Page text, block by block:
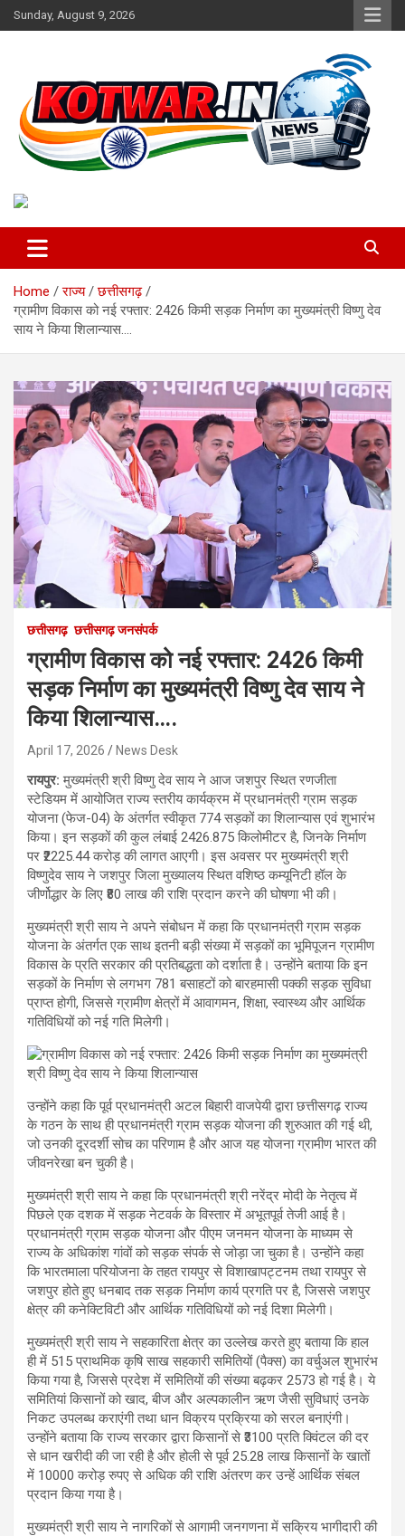
Skip
to
Sunday, August 9, 2026
kotwar.in
Home राज्य
छत्तीसगढ़
ग्रामीण विकास को नई रफ्तार: 2426 किमी सड़क निर्माण का मुख्यमंत्री विष्णु देव
साय ने किया शिलान्यास….
छत्तीसगढ़ छत्तीसगढ़ जनसंपर्क
ग्रामीण विकास को नई रफ्तार: 2426 किमी
सड़क निर्माण का मुख्यमंत्री विष्णु देव साय ने
किया शिलान्यास….
April 17, 2026 News Desk
रायपुर: मुख्यमंत्री श्री विष्णु देव साय ने आज जशपुर स्थित रणजीता
स्टेडियम में आयोजित राज्य स्तरीय कार्यक्रम में प्रधानमंत्री ग्राम सड़क
योजना (फेज-04) के अंतर्गत स्वीकृत 774 सड़कों का शिलान्यास एवं शुभारंभ
किया। इन सड़कों की कुल लंबाई 2426.875 किलोमीटर है, जिनके निर्माण
पर ₹2225.44 करोड़ की लागत आएगी। इस अवसर पर मुख्यमंत्री श्री
विष्णुदेव साय ने जशपुर जिला मुख्यालय स्थित वशिष्ठ कम्यूनिटी हॉल के
जीर्णोद्धार के लिए ₹80 लाख की राशि प्रदान करने की घोषणा भी की।
मुख्यमंत्री श्री साय ने अपने संबोधन में कहा कि प्रधानमंत्री ग्राम सड़क
योजना के अंतर्गत एक साथ इतनी बड़ी संख्या में सड़कों का भूमिपूजन ग्रामीण
विकास के प्रति सरकार की प्रतिबद्धता को दर्शाता है। उन्होंने बताया कि इन
सड़कों के निर्माण से लगभग 781 बसाहटों को बारहमासी पक्की सड़क सुविधा
प्राप्त होगी, जिससे ग्रामीण क्षेत्रों में आवागमन, शिक्षा, स्वास्थ्य और आर्थिक
गतिविधियों को नई गति मिलेगी।
उन्होंने कहा कि पूर्व प्रधानमंत्री अटल बिहारी वाजपेयी द्वारा छत्तीसगढ़ राज्य
के गठन के साथ ही प्रधानमंत्री ग्राम सड़क योजना की शुरुआत की गई थी,
जो उनकी दूरदर्शी सोच का परिणाम है और आज यह योजना ग्रामीण भारत की
जीवनरेखा बन चुकी है।
मुख्यमंत्री श्री साय ने कहा कि प्रधानमंत्री श्री नरेंद्र मोदी के नेतृत्व में
पिछले एक दशक में सड़क नेटवर्क के विस्तार में अभूतपूर्व तेजी आई है।
प्रधानमंत्री ग्राम सड़क योजना और पीएम जनमन योजना के माध्यम से
राज्य के अधिकांश गांवों को सड़क संपर्क से जोड़ा जा चुका है। उन्होंने कहा
कि भारतमाला परियोजना के तहत रायपुर से विशाखापट्टनम तथा रायपुर से
जशपुर होते हुए धनबाद तक सड़क निर्माण कार्य प्रगति पर है, जिससे जशपुर
क्षेत्र की कनेक्टिविटी और आर्थिक गतिविधियों को नई दिशा मिलेगी।
मुख्यमंत्री श्री साय ने सहकारिता क्षेत्र का उल्लेख करते हुए बताया कि हाल
ही में 515 प्राथमिक कृषि साख सहकारी समितियों (पैक्स) का वर्चुअल शुभारंभ
किया गया है, जिससे प्रदेश में समितियों की संख्या बढ़कर 2573 हो गई है। ये
समितियां किसानों को खाद, बीज और अल्पकालीन ऋण जैसी सुविधाएं उनके
निकट उपलब्ध कराएंगी तथा धान विक्रय प्रक्रिया को सरल बनाएंगी।
उन्होंने बताया कि राज्य सरकार द्वारा किसानों से ₹3100 प्रति क्विंटल की दर
से धान खरीदी की जा रही है और होली से पूर्व 25.28 लाख किसानों के खातों
में 10000 करोड़ रुपए से अधिक की राशि अंतरण कर उन्हें आर्थिक संबल
प्रदान किया गया है।
मुख्यमंत्री श्री साय ने नागरिकों से आगामी जनगणना में सक्रिय भागीदारी की